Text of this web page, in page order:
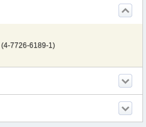
(4-7726-6189-1)